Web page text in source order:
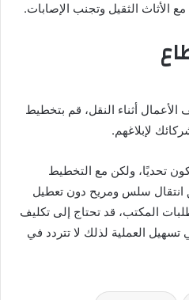
الأثاث الثقيل وتجنب الإصابات.
أثناء النقل، قم بتخطيط
لإبلاغهم.
تحديًا، ولكن مع التخطيط
انتقال سلس ومريح دون تعطيل
المكتب، قد تحتاج إلى تكليف
العملية لذلك لا تتردد في